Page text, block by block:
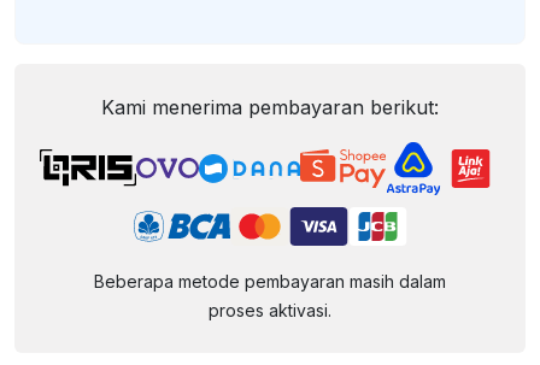
Kami menerima pembayaran berikut:
Beberapa metode pembayaran masih dalam
proses aktivasi.